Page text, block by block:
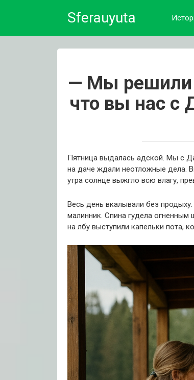
Sferauyuta
— Мы решили
что вы нас с
Пятница выдалась адской. Мы с
на даче ждали неотложные дела.
утра солнце выжгло всю влагу,
Весь день вкалывали без
малинник. Спина гудела
на лбу выступили капельки пота,